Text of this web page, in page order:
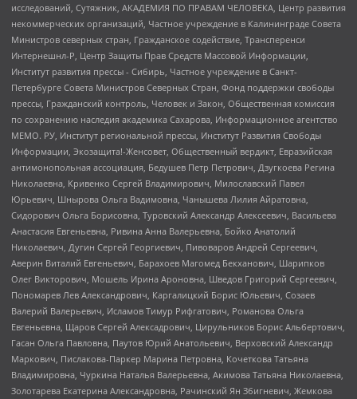
исследований, Сутяжник, АКАДЕМИЯ ПО ПРАВАМ ЧЕЛОВЕКА, Центр развития
некоммерческих организаций, Частное учреждение в Калининграде Совета
Министров северных стран, Гражданское содействие, Трансперенси
Интернешнл-Р, Центр Защиты Прав Средств Массовой Информации,
Институт развития прессы - Сибирь, Частное учреждение в Санкт-
Петербурге Совета Министров Северных Стран, Фонд поддержки свободы
прессы, Гражданский контроль, Человек и Закон, Общественная комиссия
по сохранению наследия академика Сахарова, Информационное агентство
МЕМО. РУ, Институт региональной прессы, Институт Развития Свободы
Информации, Экозащита!-Женсовет, Общественный вердикт, Евразийская
антимонопольная ассоциация, Бедушев Петр Петрович, Дзугкоева Регина
Николаевна, Кривенко Сергей Владимирович, Милославский Павел
Юрьевич, Шнырова Ольга Вадимовна, Чанышева Лилия Айратовна,
Сидорович Ольга Борисовна, Туровский Александр Алексеевич, Васильева
Анастасия Евгеньевна, Ривина Анна Валерьевна, Бойко Анатолий
Николаевич, Дугин Сергей Георгиевич, Пивоваров Андрей Сергеевич,
Аверин Виталий Евгеньевич, Барахоев Магомед Бекханович, Шарипков
Олег Викторович, Мошель Ирина Ароновна, Шведов Григорий Сергеевич,
Пономарев Лев Александрович, Каргалицкий Борис Юльевич, Созаев
Валерий Валерьевич, Исламов Тимур Рифгатович, Романова Ольга
Евгеньевна, Щаров Сергей Алексадрович, Цирульников Борис Альбертович,
Гасан Ольга Павловна, Паутов Юрий Анатольевич, Верховский Александр
Маркович, Пислакова-Паркер Марина Петровна, Кочеткова Татьяна
Владимировна, Чуркина Наталья Валерьевна, Акимова Татьяна Николаевна,
Золотарева Екатерина Александровна, Рачинский Ян Збигневич, Жемкова